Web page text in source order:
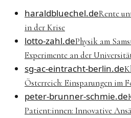
haraldbluechel.deRente
in der Krise
lotto-zahl.dePhysik am
Experimente an der
sg-ac-eintracht-berlin.de
Österreich: Einsparungen im
peter-brunner-schmie.de
Patient:innen: Innovative